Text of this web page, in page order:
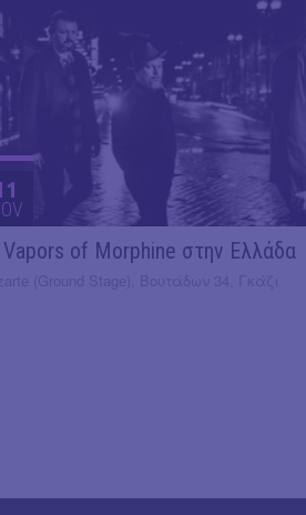
Vapors of Morphine στην Ελλάδα